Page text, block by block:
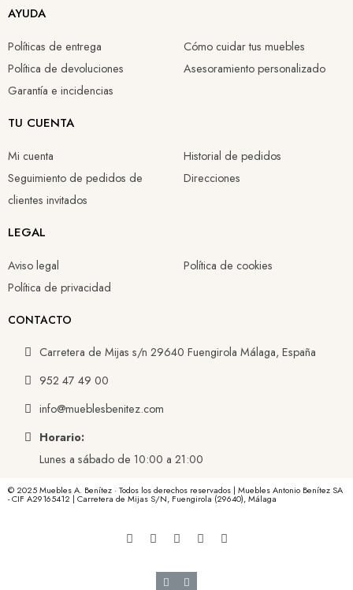
835,33 €
584,73 €
559,27 €
781,89 €
AYUDA
Políticas de entrega
Política de devoluciones
Garantía e incidencias
Cómo cuidar tus muebles
Asesoramiento personalizado
TU CUENTA
Mi cuenta
Seguimiento de pedidos de
clientes invitados
Historial de pedidos
Direcciones
LEGAL
Aviso legal
Política de privacidad
Política de cookies
CONTACTO
Carretera de Mijas s/n 29640 Fuengirola Málaga, España
952 47 49 00
info@mueblesbenitez.com
Horario:
Lunes a sábado de 10:00 a 21:00
© 2025 Muebles A. Benítez · Todos los derechos reservados | Muebles Antonio Benítez SA
- CIF A29165412 | Carretera de Mijas S/N, Fuengirola (29640), Málaga